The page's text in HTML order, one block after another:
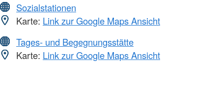
Sozialstationen
Karte: Link zur Google Maps Ansicht
Tages- und Begegnungsstätte
Karte: Link zur Google Maps Ansicht